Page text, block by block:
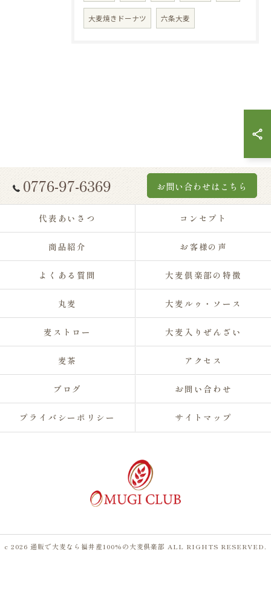
大麦焼きドーナツ 六条大麦
0776-97-6369 お問い合わせはこちら
代表あいさつ コンセプト
商品紹介 お客様の声
よくある質問 大麦倶楽部の特徴
丸麦 大麦ルゥ・ソース
麦ストロー 大麦入りぜんざい
麦茶 アクセス
ブログ お問い合わせ
プライバシーポリシー サイトマップ
c 2026 通販で大麦なら福井産100%の大麦倶楽部 ALL RIGHTS RESERVED.